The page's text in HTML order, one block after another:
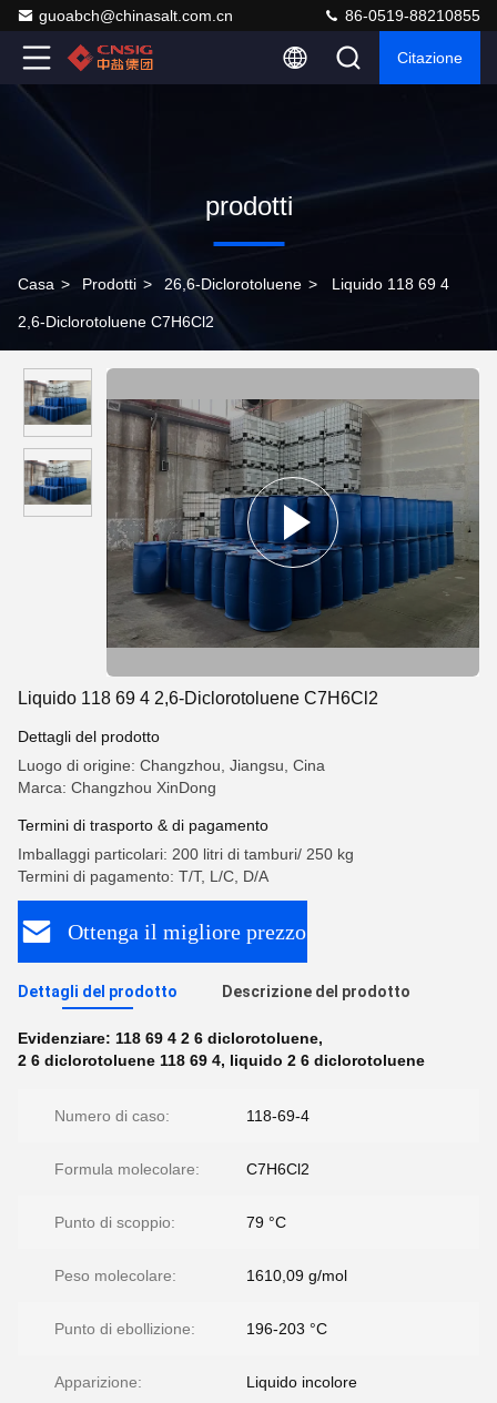
guoabch@chinasalt.com.cn 86-0519-88210855
Citazione
prodotti
Casa > Prodotti > 26,6-Diclorotoluene > Liquido 118 69 4
2,6-Diclorotoluene C7H6Cl2
Liquido 118 69 4 2,6-Diclorotoluene C7H6Cl2
Dettagli del prodotto
Luogo di origine: Changzhou, Jiangsu, Cina
Marca: Changzhou XinDong
Termini di trasporto & di pagamento
Imballaggi particolari: 200 litri di tamburi/ 250 kg
Termini di pagamento: T/T, L/C, D/A
Ottenga il migliore prezzo
Dettagli del prodotto Descrizione del prodotto
Evidenziare: 118 69 4 2 6 diclorotoluene,
2 6 diclorotoluene 118 69 4, liquido 2 6 diclorotoluene
Numero di caso: 118-69-4
Formula molecolare: C7H6Cl2
Punto di scoppio: 79 °C
Peso molecolare: 1610,09 g/mol
Punto di ebollizione: 196-203 °C
Apparizione: Liquido incolore